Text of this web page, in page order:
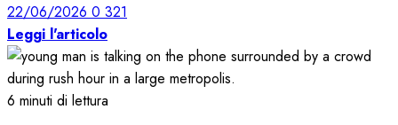
22/06/2026 0 321
Leggi l'articolo
6 minuti di lettura